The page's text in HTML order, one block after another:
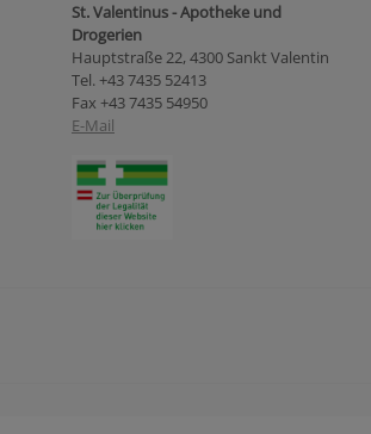
St. Valentinus - Apotheke und
Drogerien
Hauptstraße 22, 4300 Sankt Valentin
Tel. +43 7435 52413
Fax +43 7435 54950
E-Mail